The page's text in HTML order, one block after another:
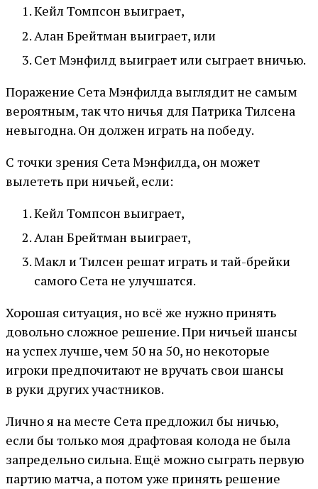
Кейл Томпсон выиграет,
Алан Брейтман выиграет, или
Сет Мэнфилд выиграет или сыграет вничью.
Поражение Сета Мэнфилда выглядит не самым
вероятным, так что ничья для Патрика Тилсена
невыгодна. Он должен играть на победу.
С точки зрения Сета Мэнфилда, он может
вылететь при ничьей, если:
Кейл Томпсон выиграет,
Алан Брейтман выиграет,
Макл и Тилсен решат играть и тай-брейки
самого Сета не улучшатся.
Хорошая ситуация, но всё же нужно принять
довольно сложное решение. При ничьей шансы
на успех лучше, чем 50 на 50, но некоторые
игроки предпочитают не вручать свои шансы
в руки других участников.
Лично я на месте Сета предложил бы ничью,
если бы только моя драфтовая колода не была
запредельно сильна. Ещё можно сыграть первую
партию матча, а потом уже принять решение